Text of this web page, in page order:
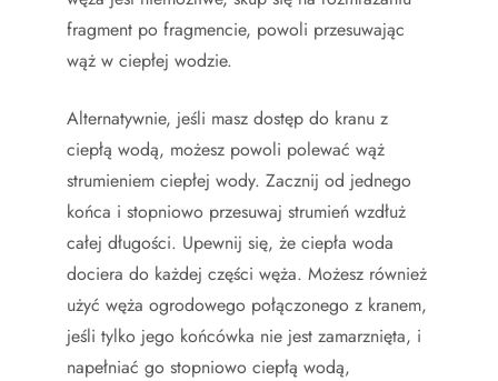
fragment po fragmencie, powoli przesuwając
wąż w ciepłej wodzie.
Alternatywnie, jeśli masz dostęp do kranu z
ciepłą wodą, możesz powoli polewać wąż
strumieniem ciepłej wody. Zacznij od jednego
końca i stopniowo przesuwaj strumień wzdłuż
całej długości. Upewnij się, że ciepła woda
dociera do każdej części węża. Możesz również
użyć węża ogrodowego połączonego z kranem,
jeśli tylko jego końcówka nie jest zamarznięta, i
napełniać go stopniowo ciepłą wodą,